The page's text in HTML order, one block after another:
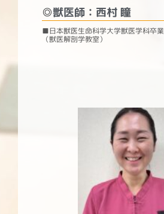
◎獣医師：西村 瞳
■日本獣医生命科学大学獣医学科卒業
（獣医解剖学教室）